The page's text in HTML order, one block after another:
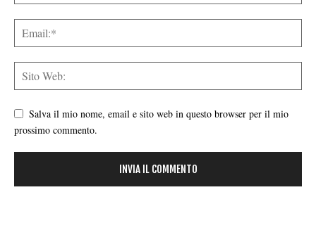
Salva il mio nome, email e sito web in questo browser per il mio
prossimo commento.